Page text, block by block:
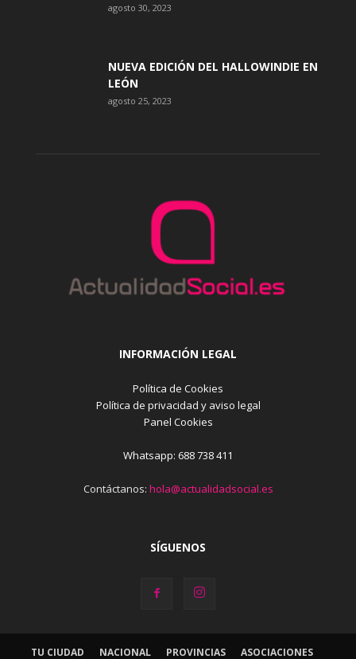
agosto 30, 2023
NUEVA EDICIÓN DEL HALLOWINDIE EN
LEÓN
agosto 25, 2023
INFORMACIÓN LEGAL
Política de Cookies
Política de privacidad y aviso legal
Panel Cookies
Whatsapp: 688 738 411
Contáctanos: hola@actualidadsocial.es
SÍGUENOS
TU CIUDAD NACIONAL PROVINCIAS ASOCIACIONES